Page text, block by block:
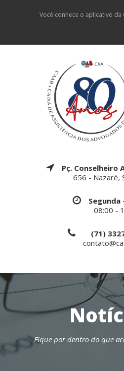
Você conhece o aplicativo da
Pç. Conselheiro
656 - Nazaré,
Segunda
08:00 -
(71)
Fique por dentro do que